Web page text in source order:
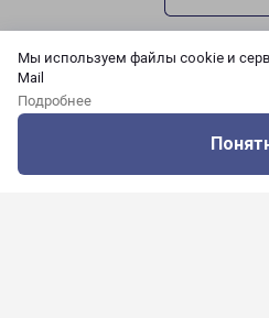
Мы используем файлы cookie и
Mail
Подробнее